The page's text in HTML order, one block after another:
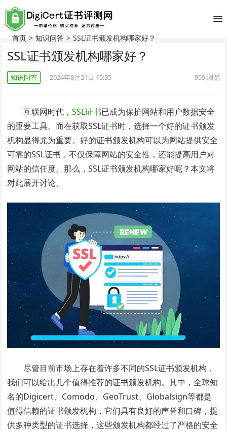
首页 > 知识问答 > SSL证书颁发机构哪家好？
SSL证书颁发机构哪家好？
知识问答 2024年8月21日 15:35 959浏览
互联网时代，SSL证书已成为保护网站和用户数据安全
的重要工具。而在获取SSL证书时，选择一个好的证书颁发
机构显得尤为重要。好的证书颁发机构可以为网站提供安全
可靠的SSL证书，不仅保障网站的安全性，还能提高用户对
网站的信任度。那么，SSL证书颁发机构哪家好呢？本文将
对此展开讨论。
尽管目前市场上存在着许多不同的SSL证书颁发机构，
我们可以给出几个值得推荐的证书颁发机构。其中，全球知
名的Digicert、Comodo、GeoTrust、Globalsign等都是
值得信赖的证书颁发机构，它们具有良好的声誉和口碑，提
供多种类型的证书选择，这些颁发机构都经过了严格的安全